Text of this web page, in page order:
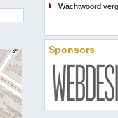
Wachtwoord
Sponsors